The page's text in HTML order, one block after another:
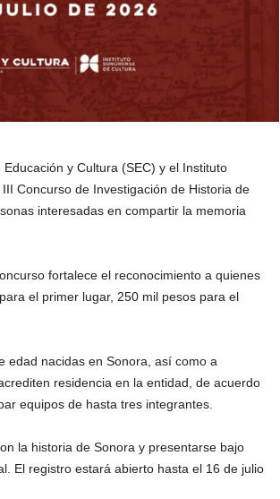
y Cultura (SEC) y el Instituto
Concurso de Investigación de Historia de
interesadas en compartir la memoria
fortalece el reconocimiento a quienes
el primer lugar, 250 mil pesos para el
edad nacidas en Sonora, así como a
residencia en la entidad, de acuerdo
equipos de hasta tres integrantes.
la historia de Sonora y presentarse bajo
El registro estará abierto hasta el 16 de julio